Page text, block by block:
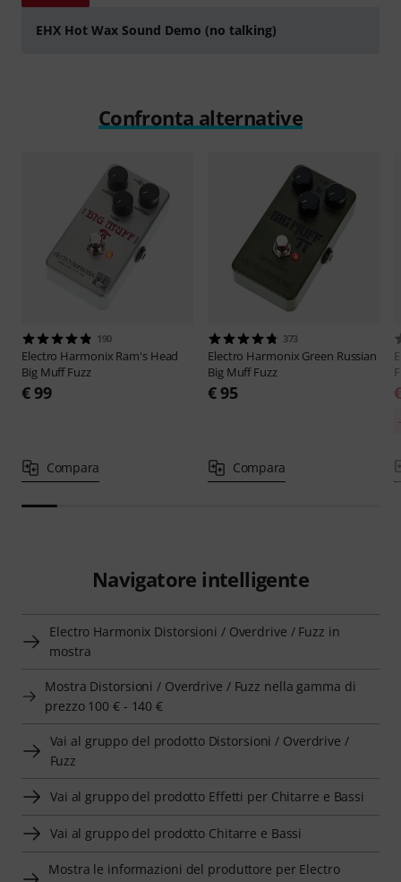
EHX Hot Wax Sound Demo (no talking)
Confronta alternative
190
Electro Harmonix Ram's Head
Big Muff Fuzz
€ 99
Compara
373
Electro Harmonix Green Russian
Big Muff Fuzz
€ 95
Compara
Navigatore intelligente
Electro Harmonix Distorsioni / Overdrive / Fuzz in
mostra
Mostra Distorsioni / Overdrive / Fuzz nella gamma di
prezzo 100 € - 140 €
Vai al gruppo del prodotto Distorsioni / Overdrive /
Fuzz
Vai al gruppo del prodotto Effetti per Chitarre e Bassi
Vai al gruppo del prodotto Chitarre e Bassi
Mostra le informazioni del produttore per Electro